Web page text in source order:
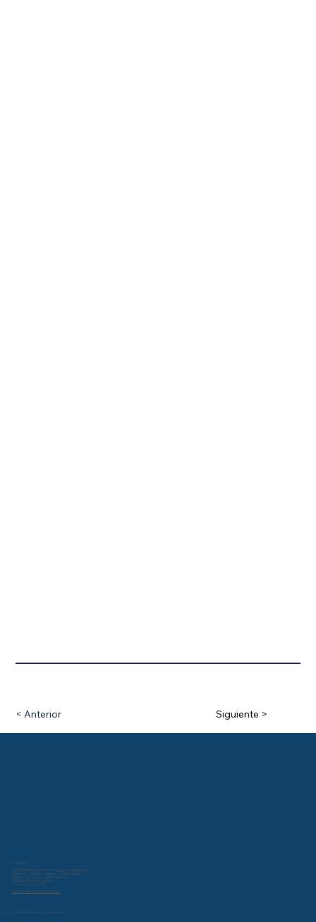
Siguiente >
< Anterior
© 2024 por Sociedad Mexicana de Cirugía Neurológica A.C.
Contacto:
Sociedad Mexicana de Cirugía Neurológica A.C.
Miami 47, Nápoles, Benito Juárez, 03810
Ciudad de México, CDMX, Mexico
contacto@smcn.org.mx
+52 (55) 5543 0013
Política de Privacidad Online